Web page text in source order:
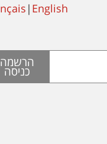
| English
הרשמה
כניסה